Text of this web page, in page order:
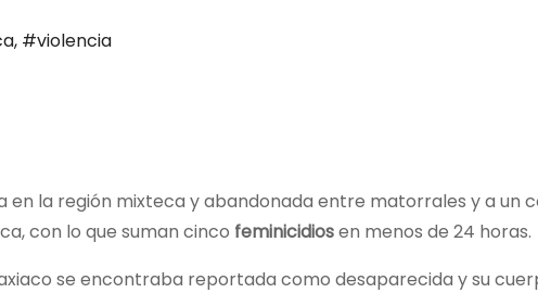
, #violencia
en la región mixteca y abandonada entre matorrales y a un
con lo que suman cinco feminicidiosen menos de 24 horas.
se encontraba reportada como desaparecida y su